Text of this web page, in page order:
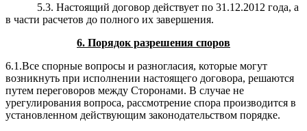
5.3. Настоящий договор действует по 31.12.2012 года,а
в части расчетов до полного их завершения.
6. Порядок разрешения споров
6.1.Все спорные вопросы и разногласия, которые могут
возникнуть при исполнении настоящего договора, решаются
путем переговоров между Сторонами. В случае не
урегулирования вопроса, рассмотрение спора производится в
установленном действующим законодательством порядке.